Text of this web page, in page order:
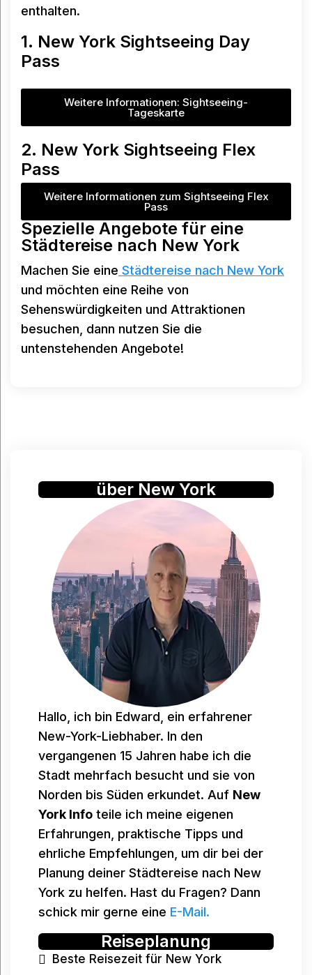
enthalten.
1. New York Sightseeing Day
Pass
Weitere Informationen: Sightseeing-
Tageskarte
2. New York Sightseeing Flex
Pass
Weitere Informationen zum Sightseeing Flex
Pass
Spezielle Angebote für eine
Städtereise nach New York
Machen Sie eine Städtereise nach New York
und möchten eine Reihe von
Sehenswürdigkeiten und Attraktionen
besuchen, dann nutzen Sie die
untenstehenden Angebote!
über New York
Hallo, ich bin Edward, ein erfahrener
New-York-Liebhaber. In den
vergangenen 15 Jahren habe ich die
Stadt mehrfach besucht und sie von
Norden bis Süden erkundet. Auf New
York Info teile ich meine eigenen
Erfahrungen, praktische Tipps und
ehrliche Empfehlungen, um dir bei der
Planung deiner Städtereise nach New
York zu helfen. Hast du Fragen? Dann
schick mir gerne eine E-Mail.
Reiseplanung
Beste Reisezeit für New York